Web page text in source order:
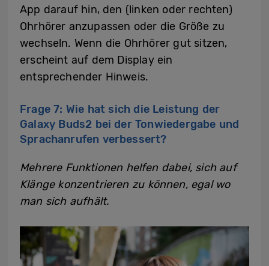
App darauf hin, den (linken oder rechten)
Ohrhörer anzupassen oder die Größe zu
wechseln. Wenn die Ohrhörer gut sitzen,
erscheint auf dem Display ein
entsprechender Hinweis.
Frage 7: Wie hat sich die Leistung der
Galaxy Buds2 bei der Tonwiedergabe und
Sprachanrufen verbessert?
Mehrere Funktionen helfen dabei, sich auf
Klänge konzentrieren zu können, egal wo
man sich aufhält.